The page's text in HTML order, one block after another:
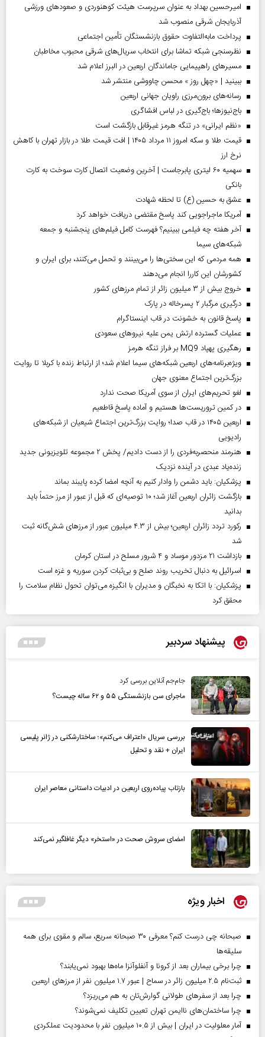
امیرحسین بهداد به عنوان سرپرست هیئت کوهنوردی و صعودهای ورزشی
آذربایجان شرقی منصوب شد
پرداخت مابه‌التفاوت حقوق بازنشستگان تأمین اجتماعی
نظرسنجی شبکه تماشا برای انتخاب سریال‌های شرقی محبوب مخاطبان
مسیر‌های راهپیمایی جاماندگان اربعین در البرز اعلام شد
ببینید | «چهل روز » محسن چاووشی منتشر شد
رسانه‌های برون‌مرزی راویان جهانی اربعین
باج‌نیوزها؛ باج‌گیری در لباس افشاگری
«نظم ایرانی» در تنگه هرمز غیرقابل بازگشت است
قیمت طلا و سکه امروز ۱۱ مرداد ۱۴۰۵ | افت قیمت طلا در بازار تهران با کاهش
نرخ ارز
سهمیه ۶۰ لیتری پابرجاست | آخرین وضعیت اتصال کارت سوخت به کارت
بانکی
عشق به حسین (ع) تا لحظه شهادت
آمریکا ماجراجویی کند پاسخ مقتضی دریافت خواهد کرد
آخر هفته چه فیلمی ببینیم؟ فهرست کامل فیلم‌های پنجشنبه و جمعه
شبکه‌های سیما
همه مردمی که این سختی‌ها را می‌بینند و تحمل می‌کنند، برای ایران و
کشورشان این کاررا انجام می‌دهند
خروج بیش از ۳ میلیون زائر از تمام مرز‌های کشور
درگیری مرگبار ۲ پسرخاله در پارک
پاسخ قانون به خشونت در قاب اینستاگرام
عملیات گسترده ارتش یمن علیه نیروهای سعودی
رهگیری پهپاد MQ9 بر فراز تنگه هرمز
ویژه‌برنامه‌های اربعین شبکه‌های سیما اعلام شد؛ از ارتباط زنده با کربلا تا روایت
بزرگ‌ترین اجتماع معنوی جهان
لغو تحریم‌های ایران از سوی آمریکا صحت ندارد
در کمین تروریست‌ها هستیم و آماده پاسخ قاطعیم
اربعین ۱۴۰۵ در قاب صدا؛ روایت بزرگ‌ترین اجتماع شیعیان از شبکه‌های
رادیویی
هنرمند منحصر‌به‌فردی را از دست دادیم/ پخش ۲ مجموعه تلویزیونی جدید
زنده‌یاد عبدی در آینده نزدیک
پزشکیان: باید دشمن را وادار کنیم به آنچه امضا کرده پایبند بماند
بازگشت زائران اربعین آغاز شد؛ ۱۰ توصیه‌ای که قبل از عبور از مرز حتماً باید
بدانید
رکورد تردد زائران اربعین؛ بیش از ۴.۳ میلیون عبور از مرزهای شش‌گانه ثبت
شد
بازداشت ۲۱ مزدور موساد و ۴ شرور مسلح در استان کرمان
اسرائیل به دنبال تخریب روند صلح و بی‌ثبات کردن سوریه و غزه است
پزشکیان: با اتکا به نخبگان و مدیران با انگیزه می‌توان تحول نظام سلامت را
محقق کرد
پیشنهاد سردبیر
جام‌جم آنلاین بررسی کرد
ماجرای سن بازنشستگی ۵۵ و ۶۲ ساله چیست؟
بررسی سریال «اعتراف می‌کنم»؛ ساختارشکنی در ژانر پلیسی
ایران + نقد و تحلیل
بازتاب پیاده‌روی اربعین در ادبیات داستانی معاصر ایران
امضای سروش صحت در «استخر» دیگر غافلگیر نمی‌کند
اخبار ویژه
صبحانه چی درست کنم؟ معرفی ۳۰ صبحانه سریع، سالم و مقوی برای همه
سلیقه‌ها
چرا برخی بیماران بعد از کرونا و آنفلوآنزا ماه‌ها بهبود نمی‌یابند؟
ثبت‌نام ۲.۵ میلیون زائر در سماح | عبور ۱.۷ میلیون نفر از مرز‌های اربعین
چرا بعد از سفرهای طولانی گوارش‌تان به هم می‌ریزد؟
چرا ساختمان‌های ناایمن تهران تعیین تکلیف نمی‌شوند؟
آمار معلولیت در ایران | بیش از ۱۰.۵ میلیون نفر با محدودیت عملکردی